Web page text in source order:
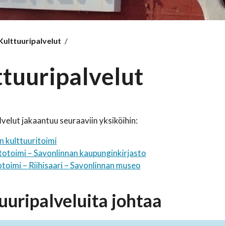
/
jakaantuu seuraaviin yksiköihin:
kulttuuritoimi
– Savonlinnan kaupunginkirjasto
– Riihisaari – Savonlinnan museo
johtaa